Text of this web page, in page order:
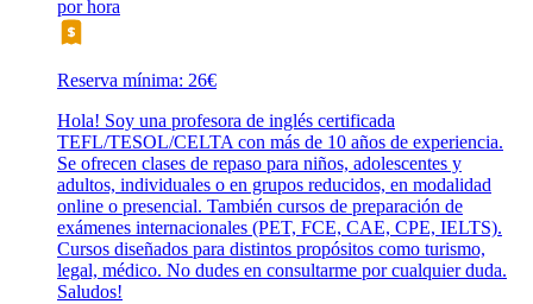
por hora
Reserva mínima: 26€
Hola! Soy una profesora de inglés certificada
TEFL/TESOL/CELTA con más de 10 años de experiencia.
Se ofrecen clases de repaso para niños, adolescentes y
adultos, individuales o en grupos reducidos, en modalidad
online o presencial. También cursos de preparación de
exámenes internacionales (PET, FCE, CAE, CPE, IELTS).
Cursos diseñados para distintos propósitos como turismo,
legal, médico. No dudes en consultarme por cualquier duda.
Saludos!